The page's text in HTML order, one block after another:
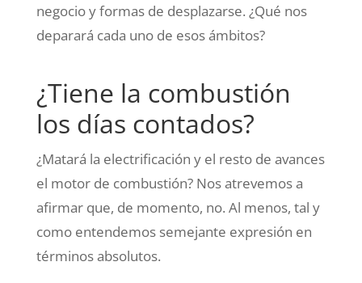
negocio y formas de desplazarse. ¿Qué nos
deparará cada uno de esos ámbitos?
¿Tiene la combustión
los días contados?
¿Matará la electrificación y el resto de avances
el motor de combustión? Nos atrevemos a
afirmar que, de momento, no. Al menos, tal y
como entendemos semejante expresión en
términos absolutos.